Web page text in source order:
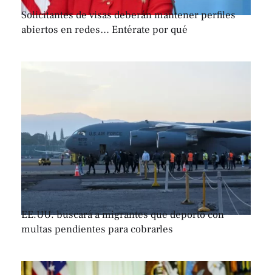
Solicitantes de visas deberán mantener perfiles
abiertos en redes… Entérate por qué
EE.UU. buscará a migrantes que deportó con
multas pendientes para cobrarles